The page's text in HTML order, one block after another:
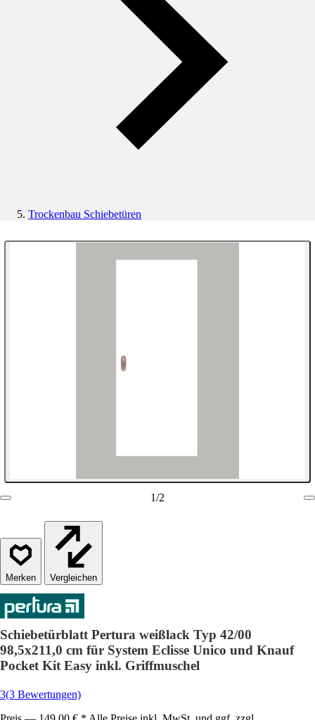
Trockenbau Schiebetüren
1/2
Vergleichen
Schiebetürblatt Pertura weißlack Typ 42/00
98,5x211,0 cm für System Eclisse Unico und Knauf
Pocket Kit Easy inkl. Griffmuschel
3(3 Bewertungen)